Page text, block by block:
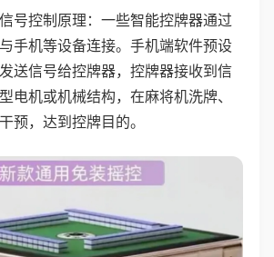
号控制原理：一些智能控牌器通过
手机等设备连接。手机端软件预设
送信号给控牌器，控牌器接收到信
电机或机械结构，在麻将机洗牌、
预，达到控牌目的。